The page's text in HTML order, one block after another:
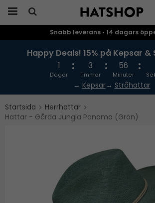
Snabb leverans • 14 dagars
Happy Deals! 15% på Kepsar
1
Dagar
3
Timmar
56
Minuter
→ Kepsar→ Stråhattar
Startsida
Herrhattar
Hattar - Gårda Jungla Panama (Grön)